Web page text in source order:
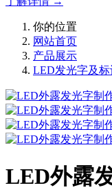
你的位置
网站首页
产品展示
LED发光字及标
LED外露